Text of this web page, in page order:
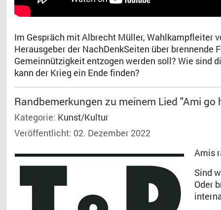
Im Gespräch mit Albrecht Müller, Wahlkampfleiter
Herausgeber der NachDenkSeiten über brennende
Gemeinnützigkeit entzogen werden soll? Wie sind
kann der Krieg ein Ende finden?
Randbemerkungen zu meinem Lied "Ami go
Kategorie: Kunst/Kultur
Veröffentlicht: 02. Dezember 2022
Amis
Sind
Oder